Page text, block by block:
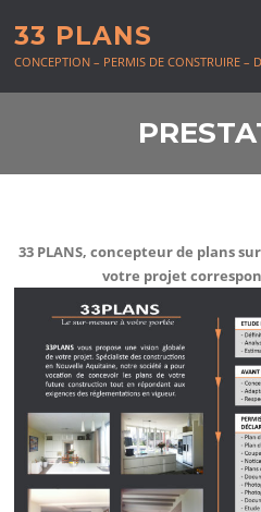
33 PLANS
CONCEPTION – PERMIS DE CONSTRUIRE –
33 PLANS, concepteur de plans
votre projet